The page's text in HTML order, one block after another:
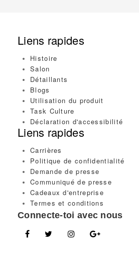
Liens rapides
Histoire
Salon
Détaillants
Blogs
Utilisation du produit
Task Culture
Déclaration d'accessibilité
Liens rapides
Carrières
Politique de confidentialité
Demande de presse
Communiqué de presse
Cadeaux d'entreprise
Termes et conditions
Connecte-toi avec nous